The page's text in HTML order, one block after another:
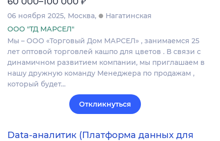
06 ноября 2025 Москва
Нагатинская
ООО "ТД МАРСЕЛ"
Мы – ООО «Торговый Дом МАРСЕЛ» , занимаемся 25
лет оптовой торговлей кашпо для цветов . В связи с
динамичном развитием компании, мы приглашаем в
нашу дружную команду Менеджера по продажам ,
который будет…
Откликнуться
Data-аналитик (Платформа данных для